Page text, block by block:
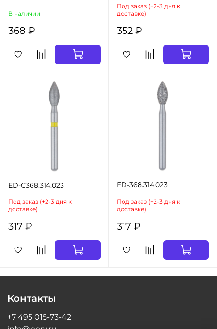
В наличии
368 ₽
Под заказ (+2-3 дня к
доставке)
352 ₽
ED-C368.314.023
Под заказ (+2-3 дня к
доставке)
317 ₽
ED-368.314.023
Под заказ (+2-3 дня к
доставке)
317 ₽
Контакты
+7 495 015-73-42